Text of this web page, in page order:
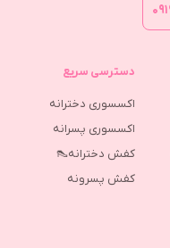
دسترسی سریع
اکسسوری دخترانه
اکسسوری پسرانه
کفش دخترانه👠
كفش پسرونه